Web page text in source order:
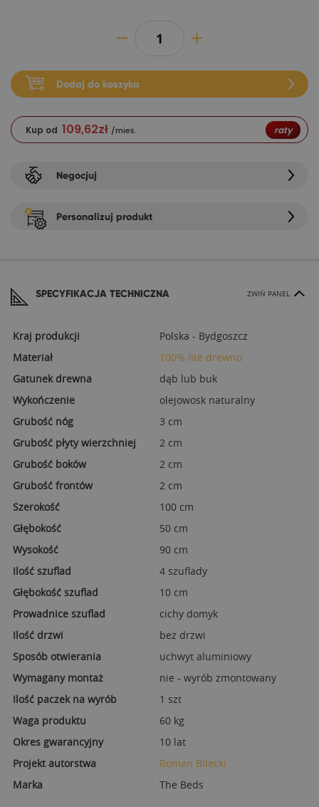
Dodaj do koszyka
Kup od 109,62zł /mies. raty
Negocjuj
Personalizuj produkt
SPECYFIKACJA TECHNICZNA ZWIŃ PANEL
Kraj produkcji
Polska - Bydgoszcz
Materiał
100% lite drewno
Gatunek drewna
dąb lub buk
Wykończenie
olejowosk naturalny
Grubość nóg
3 cm
Grubość płyty wierzchniej
2 cm
Grubość boków
2 cm
Grubość frontów
2 cm
Szerokość
100 cm
Głębokość
50 cm
Wysokość
90 cm
Ilość szuflad
4 szuflady
Głębokość szuflad
10 cm
Prowadnice szuflad
cichy domyk
Ilość drzwi
bez drzwi
Sposób otwierania
uchwyt aluminiowy
Wymagany montaż
nie - wyrób zmontowany
Ilość paczek na wyrób
1 szt
Waga produktu
60 kg
Okres gwarancyjny
10 lat
Projekt autorstwa
Roman Bilecki
Marka
The Beds